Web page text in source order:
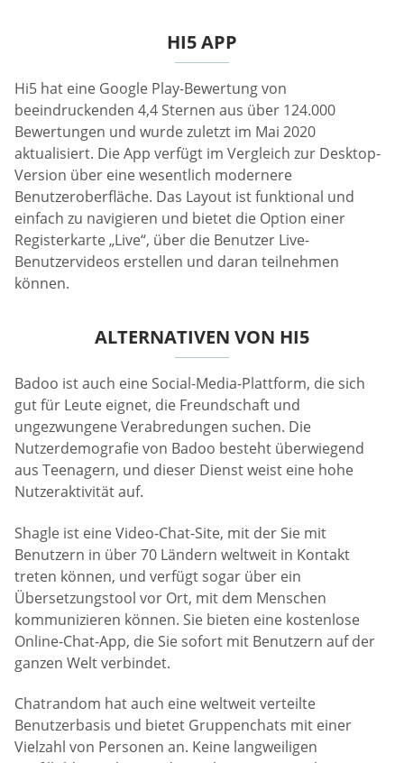
HI5 APP
Hi5 hat eine Google Play-Bewertung von
beeindruckenden 4,4 Sternen aus über 124.000
Bewertungen und wurde zuletzt im Mai 2020
aktualisiert. Die App verfügt im Vergleich zur Desktop-
Version über eine wesentlich modernere
Benutzeroberfläche. Das Layout ist funktional und
einfach zu navigieren und bietet die Option einer
Registerkarte „Live“, über die Benutzer Live-
Benutzervideos erstellen und daran teilnehmen
können.
ALTERNATIVEN VON HI5
Badoo ist auch eine Social-Media-Plattform, die sich
gut für Leute eignet, die Freundschaft und
ungezwungene Verabredungen suchen. Die
Nutzerdemografie von Badoo besteht überwiegend
aus Teenagern, und dieser Dienst weist eine hohe
Nutzeraktivität auf.
Shagle ist eine Video-Chat-Site, mit der Sie mit
Benutzern in über 70 Ländern weltweit in Kontakt
treten können, und verfügt sogar über ein
Übersetzungstool vor Ort, mit dem Menschen
kommunizieren können. Sie bieten eine kostenlose
Online-Chat-App, die Sie sofort mit Benutzern auf der
ganzen Welt verbindet.
Chatrandom hat auch eine weltweit verteilte
Benutzerbasis und bietet Gruppenchats mit einer
Vielzahl von Personen an. Keine langweiligen